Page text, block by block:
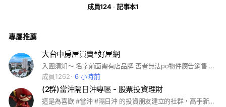
成員124 記事本1
專屬推薦
大台中房屋買賣*好屋網
入團須知～ 名字前面需有店品牌 否者無法po物件廣告銷售 #台中#逢甲#不動產#投資#買房#賣房#西屯#台中限定#一中#七期#豪宅#北區#北屯#南屯#西區#中區#南區#太平#大里#
成員1262
6 小時前
(2群)當沖隔日沖專區 - 股票投資理財
這是為喜歡 #當沖 #隔日沖 的投資朋友建立的社群，高手新手齊聚一堂，教學相長，玩個痛快。 #股海量